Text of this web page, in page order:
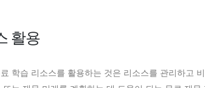
활용
학습 리소스를 활용하는 것은 리소스를 관리하고